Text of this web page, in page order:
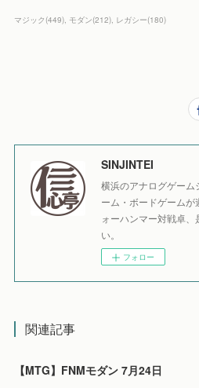
マジック (449) モダン(212) レガシー(180)
SINJINTEI
横浜のアナログゲー
ーム・ボードゲーム
ォーハンマー対戦卓
い。
フォロー
関連記事
【MTG】FNMモダン 7月24日